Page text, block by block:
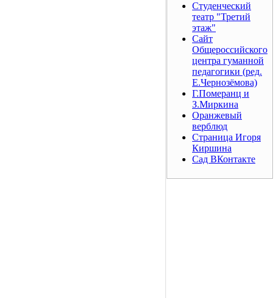
Студенческий
театр "Третий
этаж"
Сайт
Общероссийского
центра гуманной
педагогики (ред.
Е.Чернозёмова)
Г.Померанц и
З.Миркина
Оранжевый
верблюд
Страница Игоря
Киршина
Сад ВКонтакте